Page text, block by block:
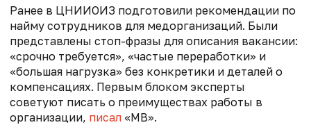
Ранее в ЦНИИОИЗ подготовили рекомендации по
найму сотрудников для медорганизаций. Были
представлены стоп-фразы для описания вакансии:
«срочно требуется», «частые переработки» и
«большая нагрузка» без конкретики и деталей о
компенсациях. Первым блоком эксперты
советуют писать о преимуществах работы в
организации, писал «МВ».